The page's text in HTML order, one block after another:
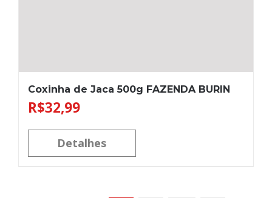
Coxinha de Jaca 500g FAZENDA BURIN
R$32,99
Detalhes